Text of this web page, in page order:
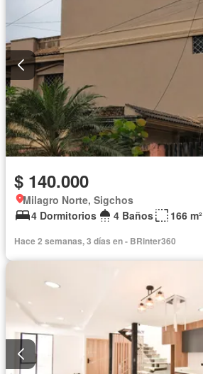
$ 140.000
Milagro Norte, Sigchos
4 Dormitorios
4 Baños 166 m²
Hace 2 semanas, 3 días en - BRinter360